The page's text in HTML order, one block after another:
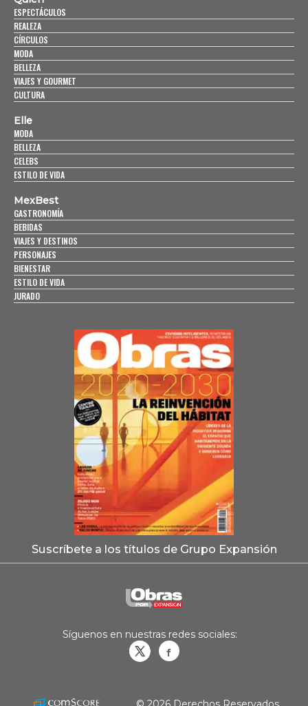
ESPECTÁCULOS
REALEZA
CÍRCULOS
MODA
BELLEZA
VIAJES Y GOURMET
CULTURA
Elle
MODA
BELLEZA
CELEBS
ESTILO DE VIDA
MexBest
GASTRONOMÍA
BEBIDAS
VIAJES Y DESTINOS
PERSONAJES
BIENESTAR
ESTILO DE VIDA
JURADO
Suscríbete a los títulos de Grupo Expansión
Síguenos en nuestras redes sociales: